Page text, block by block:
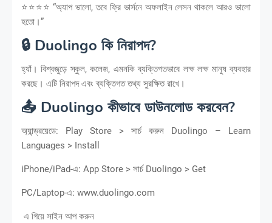
⭐⭐⭐⭐ “অ্যাপ ভালো, তবে ফ্রি ভার্সনে অফলাইন লেসন থাকলে আরও ভালো
হতো।”
🔒 Duolingo কি নিরাপদ?
হ্যাঁ। বিশ্বজুড়ে স্কুল, কলেজ, এমনকি ব্যক্তিগতভাবে লক্ষ লক্ষ মানুষ ব্যবহার
করছে। এটি নিরাপদ এবং ব্যক্তিগত তথ্য সুরক্ষিত রাখে।
📤 Duolingo কীভাবে ডাউনলোড করবেন?
অ্যান্ড্রয়েডে: Play Store > সার্চ করুন Duolingo – Learn
Languages > Install
iPhone/iPad-এ: App Store > সার্চ Duolingo > Get
PC/Laptop-এ: www.duolingo.com
এ গিয়ে সাইন আপ করুন